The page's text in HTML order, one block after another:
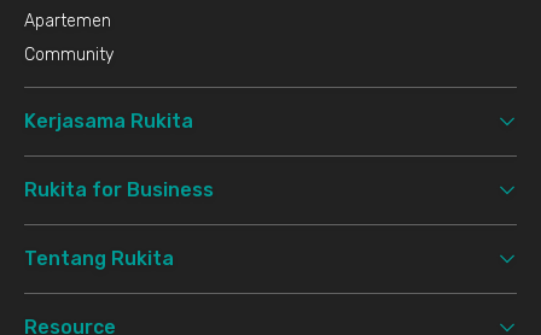
Apartemen
Community
Kerjasama Rukita
Rukita for Business
Tentang Rukita
Resource